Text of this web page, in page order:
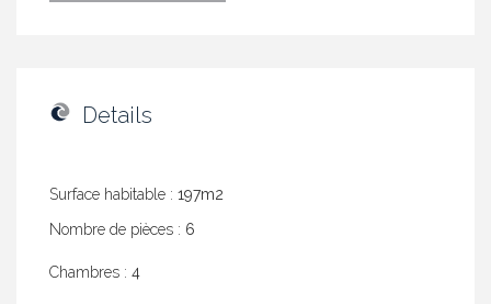
Details
Surface habitable : 197m2
Nombre de pièces : 6
Chambres : 4